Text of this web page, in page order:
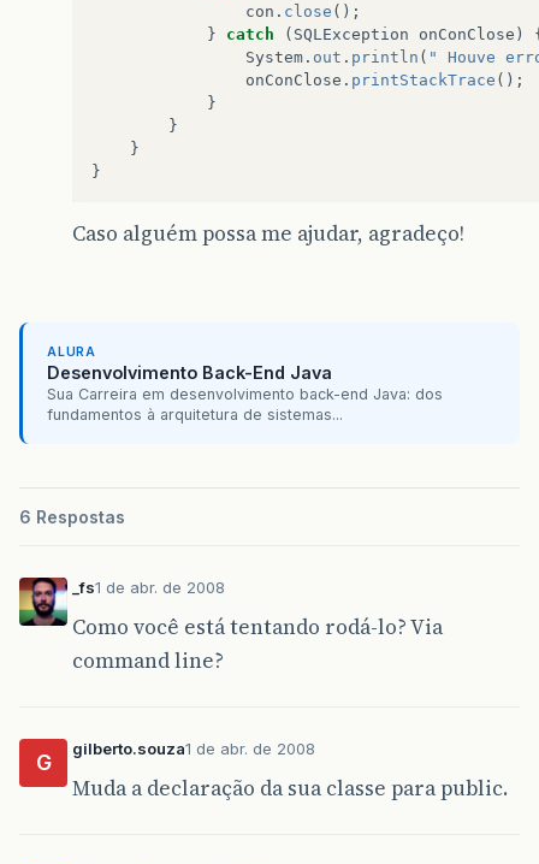
con . close ();
}
catch ( SQLException onConClose )
System . out . println ( " Houve
onConClose . printStackTrace ();
}
}
}
}
Caso alguém possa me ajudar, agradeço!
ALURA
Desenvolvimento Back-End Java
Sua Carreira em desenvolvimento back-end Java: dos
fundamentos à arquitetura de sistemas...
6 Respostas
_fs1 de abr. de 2008
Como você está tentando rodá-lo? Via
command line?
G
gilberto.souza1 de abr. de 2008
Muda a declaração da sua classe para public.